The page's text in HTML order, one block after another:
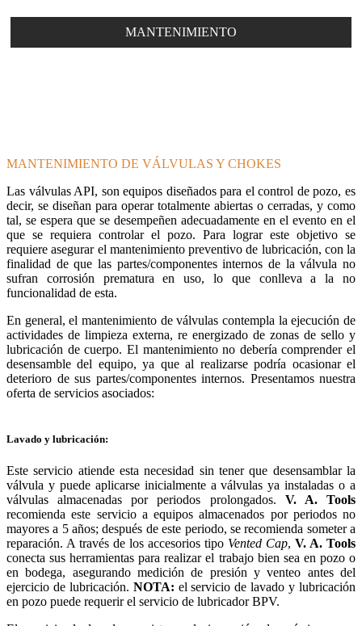
MANTENIMIENTO
MANTENIMIENTO DE VÁLVULAS Y CHOKES
Las válvulas API, son equipos diseñados para el control de pozo, es
decir, se diseñan para operar totalmente abiertas o cerradas, y como
tal, se espera que se desempeñen adecuadamente en el evento en el
que se requiera controlar el pozo. Para lograr este objetivo se
requiere asegurar el mantenimiento preventivo de lubricación, con la
finalidad de que las partes/componentes internos de la válvula no
sufran corrosión prematura en uso, lo que conlleva a la no
funcionalidad de esta.
En general, el mantenimiento de válvulas contempla la ejecución de
actividades de limpieza externa, re energizado de zonas de sello y
lubricación de cuerpo. El mantenimiento no debería comprender el
desensamble del equipo, ya que al realizarse podría ocasionar el
deterioro de sus partes/componentes internos. Presentamos nuestra
oferta de servicios asociados:
Lavado y lubricación:
Este servicio atiende esta necesidad sin tener que desensamblar la
válvula y puede aplicarse inicialmente a válvulas ya instaladas o a
válvulas almacenadas por periodos prolongados. V. A. Tools
recomienda este servicio a equipos almacenados por periodos no
mayores a 5 años; después de este periodo, se recomienda someter a
reparación. A través de los accesorios tipo Vented Cap, V. A. Tools
conecta sus herramientas para realizar el trabajo bien sea en pozo o
en bodega, asegurando medición de presión y venteo antes del
ejercicio de lubricación. NOTA: el servicio de lavado y lubricación
en pozo puede requerir el servicio de lubricador BPV.